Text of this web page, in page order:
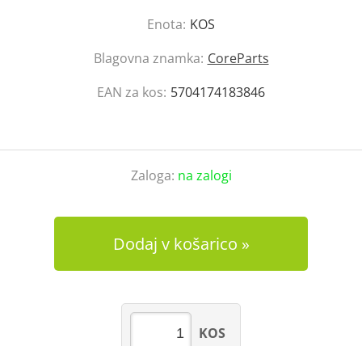
Enota: KOS
Blagovna znamka: CoreParts
EAN za kos: 5704174183846
Zaloga: na zalogi
Dodaj v košarico
KOS